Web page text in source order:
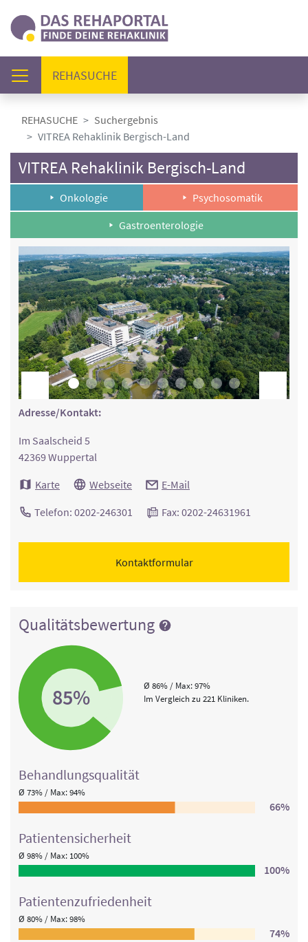
REHASUCHE(AKTUELL)
REHASUCHE
Suchergebnis
VITREA Rehaklinik Bergisch-Land
VITREA Rehaklinik Bergisch-Land
Onkologie
Psychosomatik
Gastroenterologie
Adresse/Kontakt:
Im Saalscheid 5
42369 Wuppertal
Karte
Webseite E-Mail
Telefon: 0202-246301 Fax: 0202-24631961
Kontaktformular
Qualitätsbewertung
85%
Ø 86% / Max: 97%
Im Vergleich zu 221 Kliniken.
Behandlungs­qualität
Ø 73% / Max: 94%
66%
Patienten­sicherheit
Ø 98% / Max: 100%
100%
Patienten­zufriedenheit
Ø 80% / Max: 98%
74%